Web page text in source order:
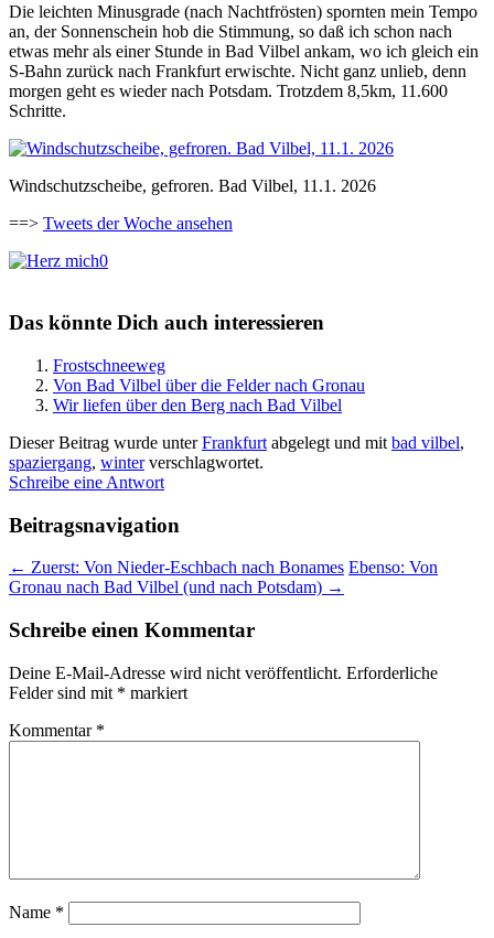
Die leichten Minusgrade (nach Nachtfrösten) spornten mein Tempo
an, der Sonnenschein hob die Stimmung, so daß ich schon nach
etwas mehr als einer Stunde in Bad Vilbel ankam, wo ich gleich ein
S-Bahn zurück nach Frankfurt erwischte. Nicht ganz unlieb, denn
morgen geht es wieder nach Potsdam. Trotzdem 8,5km, 11.600
Schritte.
Windschutzscheibe, gefroren. Bad Vilbel, 11.1. 2026
==> Tweets der Woche ansehen
0
Das könnte Dich auch interessieren
Frostschneeweg
Von Bad Vilbel über die Felder nach Gronau
Wir liefen über den Berg nach Bad Vilbel
Dieser Beitrag wurde unterFrankfurt abgelegt und mit bad vilbel,
spaziergang, winterverschlagwortet.
Schreibe eine Antwort
Beitragsnavigation
← Zuerst: Von Nieder-Eschbach nach Bonames Ebenso: Von
Gronau nach Bad Vilbel (und nach Potsdam) →
Schreibe einen Kommentar
Deine E-Mail-Adresse wird nicht veröffentlicht. Erforderliche
Felder sind mit * markiert
Kommentar *
Name *